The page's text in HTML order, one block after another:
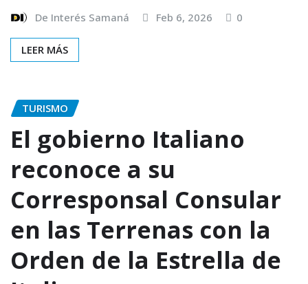
De Interés Samaná Feb 6, 2026 0
LEER MÁS
TURISMO
El gobierno Italiano
reconoce a su
Corresponsal Consular
en las Terrenas con la
Orden de la Estrella de